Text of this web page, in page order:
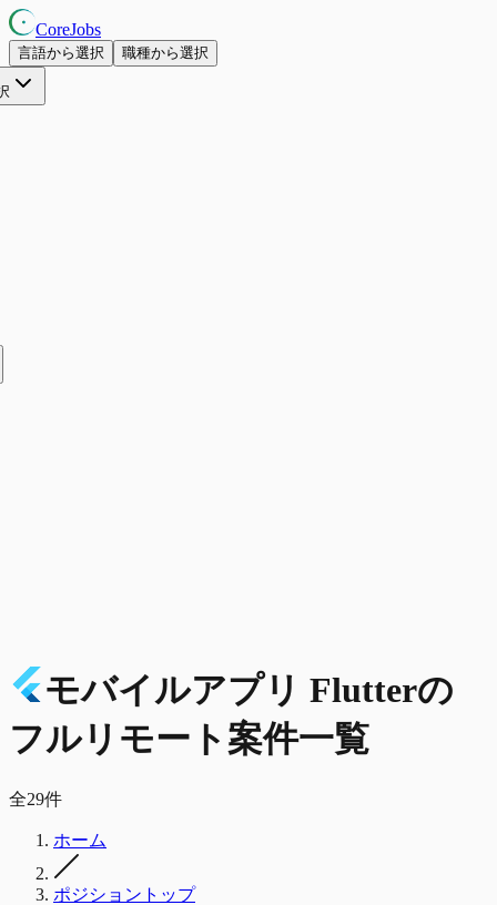
CoreJobs
言語から選択 職種から選択
モバイルアプリ Flutterの
フルリモート 案件一覧
全29件
ホーム
ポジショントップ